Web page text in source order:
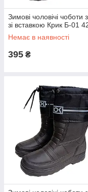
Зимові чоловічі чоботи
зі вставкою Крик Б-01
Немає в наявності
395 ₴